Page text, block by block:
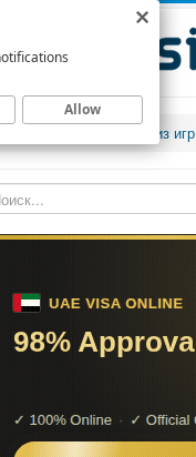
Музыка из игр
Allow